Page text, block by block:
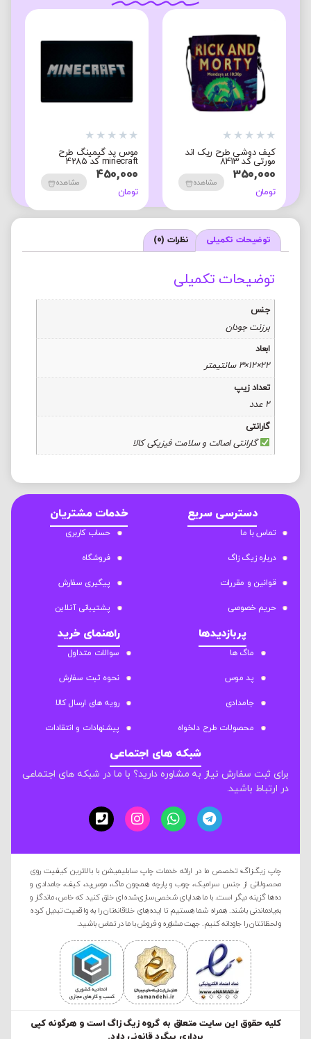
★
★
★
★
★
کیف دوشی طرح ریک اند
مورتی کد 8413
350,000
تومان
مشاهده
★
★
★
★
★
موس پد گیمینگ طرح
minecraft کد 4285
450,000
تومان
مشاهده
توضیحات تکمیلی نظرات (0)
توضیحات تکمیلی
جنس
برزنت جودان
ابعاد
22×12×3 سانتیمتر
تعداد زیپ
2 عدد
گارانتی
گارانتی اصالت و سلامت فیزیکی کالا
دسترسی سریع
تماس با ما
درباره زیگ زاگ
قوانین و مقررات
حریم خصوصی
خدمات مشتریان
حساب کاربری
فروشگاه
پیگیری سفارش
پشتیبانی آنلاین
پربازدیدها
ماگ ها
پد موس
جامدادی
محصولات طرح دلخواه
راهنمای خرید
سوالات متداول
نحوه ثبت سفارش
رویه های ارسال کالا
پیشنهادات و انتقادات
شبکه های اجتماعی
برای ثبت سفارش نیاز به مشاوره دارید؟ با ما در شبکه های اجتماعی
در ارتباط باشید.
چاپ زیگ‌زاگ؛ تخصص ما در ارائه خدمات چاپ سابلیمیشن با بالاترین کیفیت روی
محصولاتی از جنس سرامیک، چوب و پارچه همچون ماگ، موس‌پد، کیف، جامدادی و
ده‌ها گزینه دیگر است. با ما هدایای شخصی‌سازی‌شده‌ای خلق کنید که خاص، ماندگار و
به‌یادماندنی باشند. همراه شما هستیم تا ایده‌های خلاقانه‌تان را به واقعیت تبدیل کرده
و لحظاتتان را جاودانه کنیم. جهت مشاوره و فروش با ما در تماس باشید.
کليه حقوق این سایت متعلق به گروه زیگ زاگ است و هرگونه کپی